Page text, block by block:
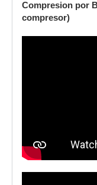
Compresion por
compresor)